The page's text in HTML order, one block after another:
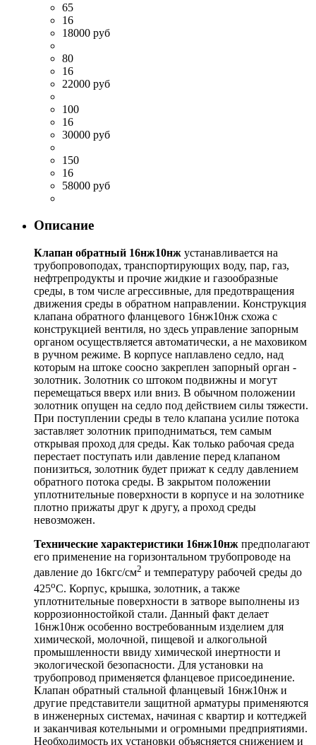
65
16
18000 руб
80
16
22000 руб
100
16
30000 руб
150
16
58000 руб
Описание
Клапан обратный 16нж10нж устанавливается на
трубопровоподах, транспортирующих воду, пар, газ,
нефтрепродукты и прочие жидкие и газообразные
среды, в том числе агрессивные, для предотвращения
движения среды в обратном направлении. Конструкция
клапана обратного фланцевого 16нж10нж схожа с
конструкцией вентиля, но здесь управление запорным
органом осуществляется автоматически, а не маховиком
в ручном режиме. В корпусе наплавлено седло, над
которым на штоке соосно закреплен запорный орган -
золотник. Золотник со штоком подвижны и могут
перемещаться вверх или вниз. В обычном положении
золотник опущен на седло под действием силы тяжести.
При поступлении среды в тело клапана усилие потока
заставляет золотник приподниматься, тем самым
открывая проход для среды. Как только рабочая среда
перестает поступать или давление перед клапаном
понизиться, золотник будет прижат к седлу давлением
обратного потока среды. В закрытом положении
уплотнительные поверхности в корпусе и на золотнике
плотно прижаты друг к другу, а проход среды
невозможен.
Технические характеристики 16нж10нж предполагают
его применение на горизонтальном трубопроводе на
давление до 16кгс/см2 и температуру рабочей среды до
425оС. Корпус, крышка, золотник, а также
уплотнительные поверхности в затворе выполнены из
коррозионностойкой стали. Данный факт делает
16нж10нж особенно востребованным изделием для
химической, молочной, пищевой и алкогольной
промышленности ввиду химической инертности и
экологической безопасности. Для установки на
трубопровод применяется фланцевое присоединение.
Клапан обратный стальной фланцевый 16нж10нж и
другие представители защитной арматуры применяются
в инженерных системах, начиная с квартир и коттеджей
и заканчивая котельными и огромными предприятиями.
Необходимость их установки объясняется снижением и